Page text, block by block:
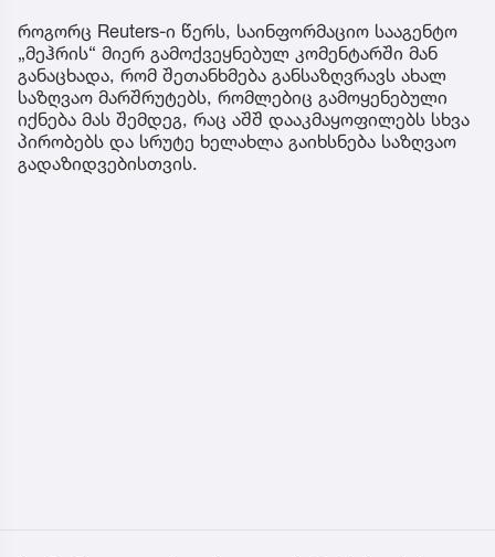
როგორც Reuters-ი წერს, საინფორმაციო სააგენტო
„მეჰრის“ მიერ გამოქვეყნებულ კომენტარში მან
განაცხადა, რომ შეთანხმება განსაზღვრავს ახალ
საზღვაო მარშრუტებს, რომლებიც გამოყენებული
იქნება მას შემდეგ, რაც აშშ დააკმაყოფილებს სხვა
პირობებს და სრუტე ხელახლა გაიხსნება საზღვაო
გადაზიდვებისთვის.